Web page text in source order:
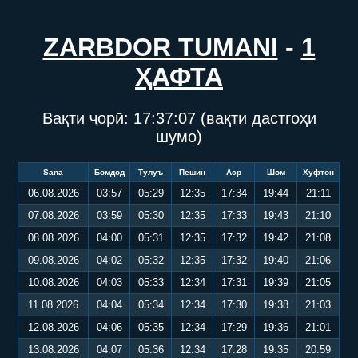
ZARBDOR TUMANI - 1
ҲАФТА
Вақти ҷорӣ: 17:37:08(вақти дастгоҳи
шумо)
Sana Бомдод Тулуъ Пешин Аср Шом Хуфтон
06.08.2026 03:57 05:29 12:35 17:34 19:44
21:11
07.08.2026
03:59 05:30 12:35 17:33 19:43
21:10
08.08.2026
04:00 05:31 12:35 17:32 19:42
21:08
09.08.2026
04:02 05:32 12:35 17:32 19:40
21:06
10.08.2026
04:03 05:33 12:34 17:31 19:39
21:05
11.08.2026
04:04 05:34 12:34 17:30 19:38
21:03
12.08.2026
04:06 05:35 12:34 17:29 19:36
21:01
13.08.2026
04:07 05:36 12:34 17:28 19:35 20:59